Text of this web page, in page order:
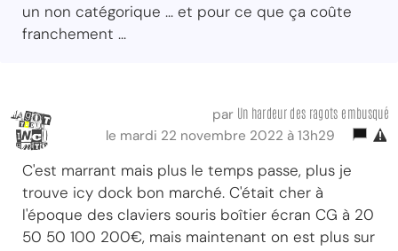
un non catégorique ... et pour ce que ça coûte
franchement ...
par Un hardeur des ragots embusqué
le mardi 22 novembre 2022 à 13h29
C'est marrant mais plus le temps passe, plus je
trouve icy dock bon marché. C'était cher à
l'époque des claviers souris boîtier écran CG à 20
50 50 100 200€, mais maintenant on est plus sur